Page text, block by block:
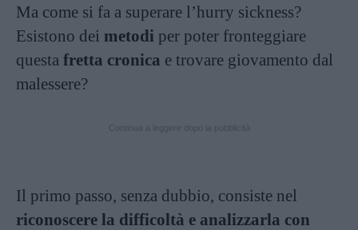
Ma come si fa a superare l’hurry sickness?
Esistono dei metodi per poter fronteggiare
questa fretta cronica e trovare giovamento dal
malessere?
Il primo passo, senza dubbio, consiste nel
riconoscere la difficoltà e analizzarla con